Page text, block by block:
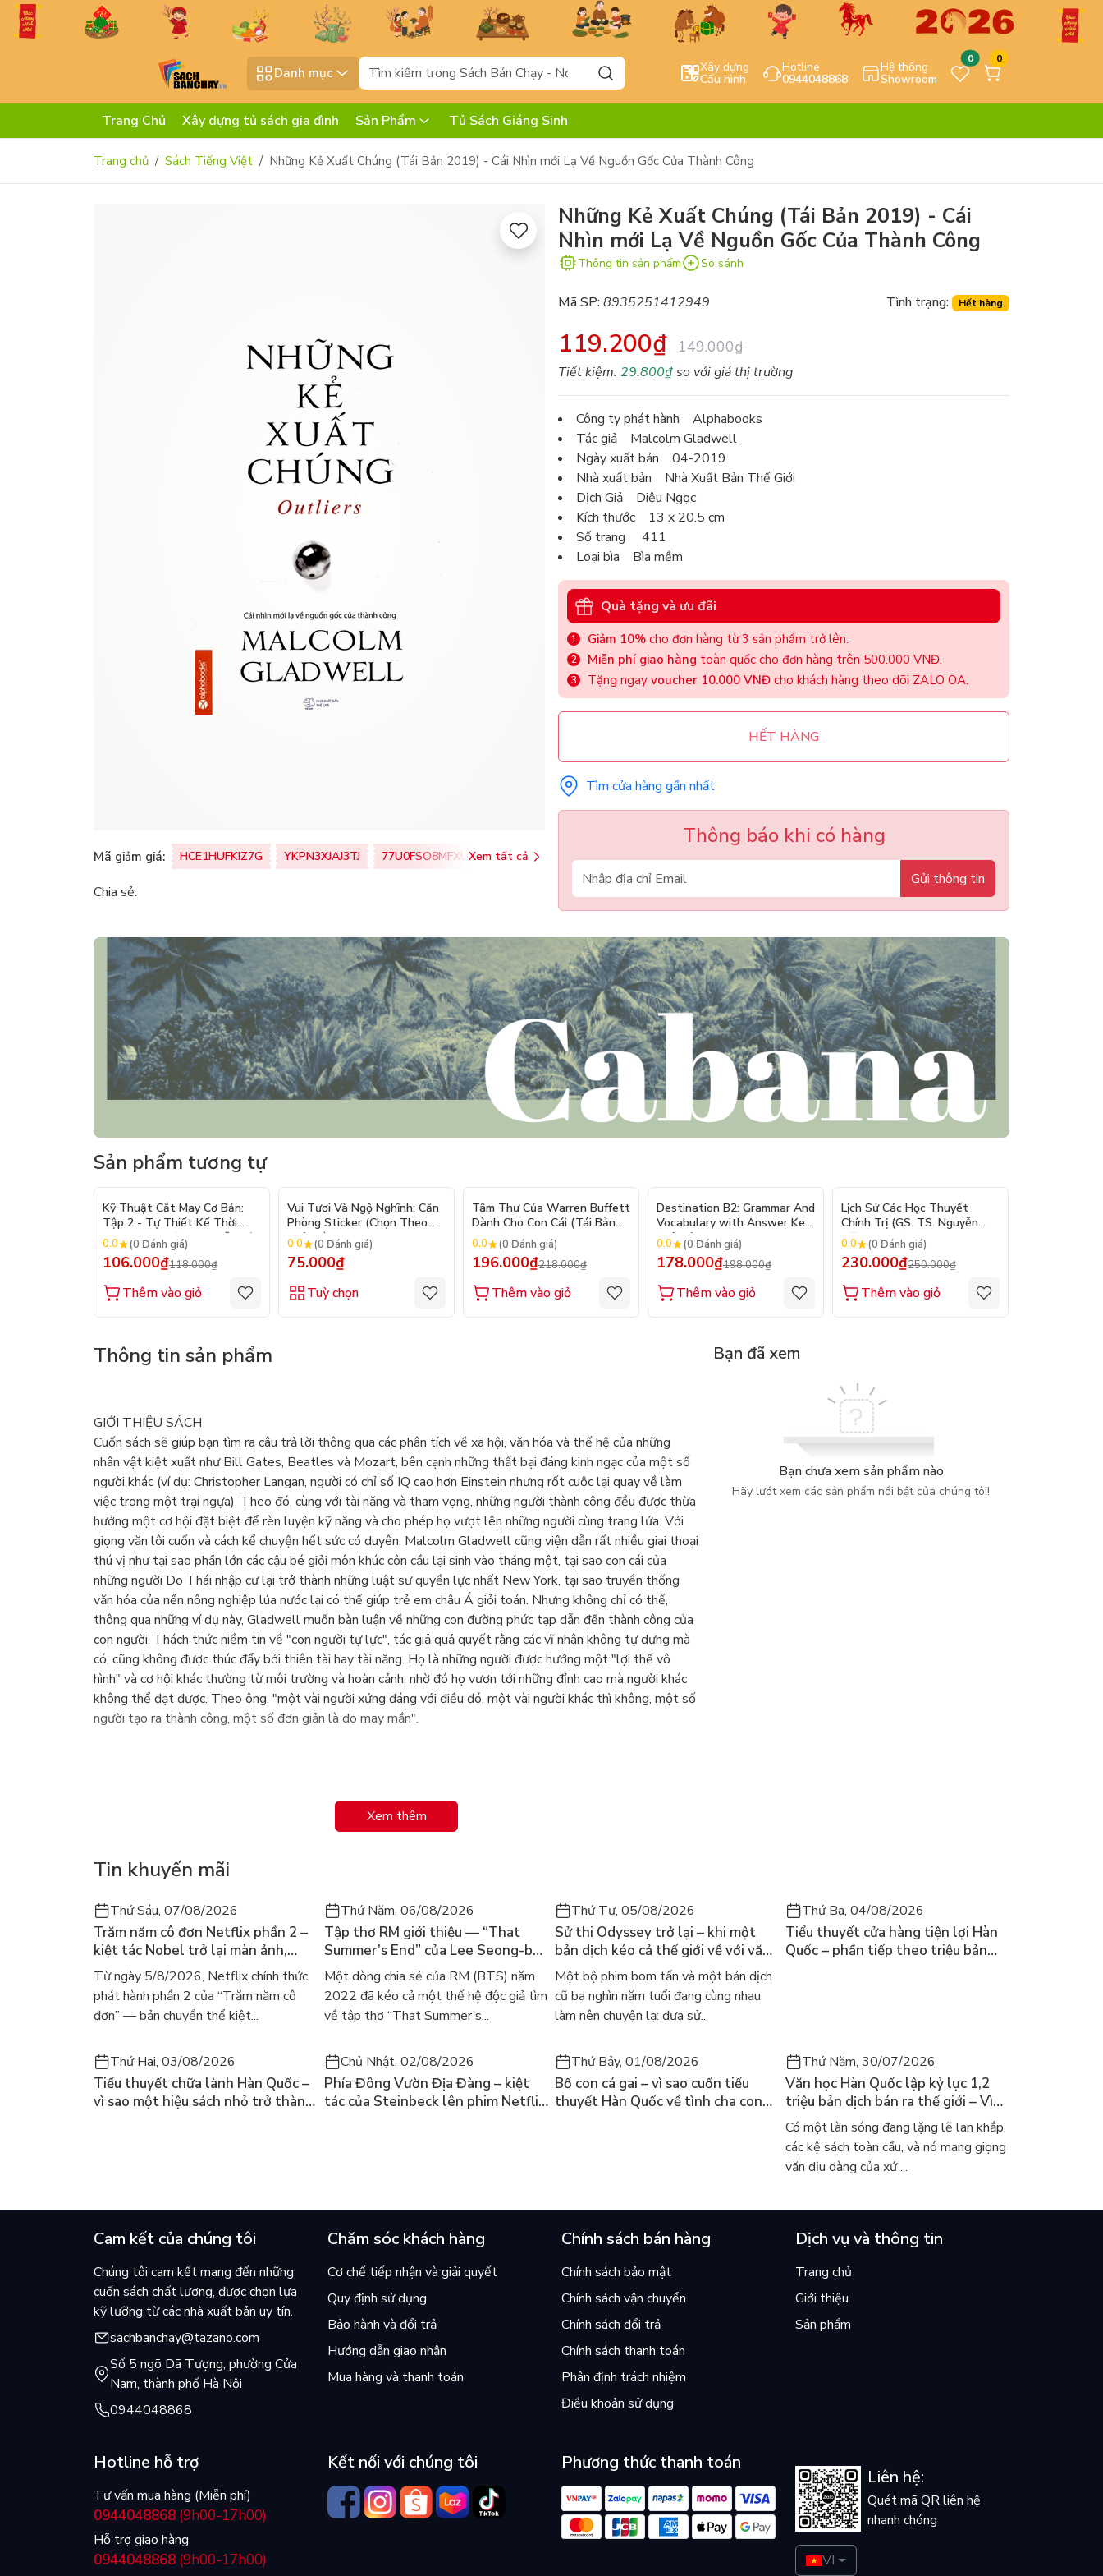
Danh mục Xây dựng
Cấu hình
Hotline
0944048868
Hệ thống
Showroom
0 0
Trang Chủ Xây dựng tủ sách gia đình Sản Phẩm Tủ Sách Giáng Sinh
Trang chủ Sách Tiếng Việt Những Kẻ Xuất Chúng (Tái Bản 2019) - Cái Nhìn mới Lạ Về Nguồn Gốc Của Thành Công
Mã giảm giá: HCE1HUFKIZ7G YKPN3XJAJ3TJ 77U0FSO8MFXU Xem tất cả
Chia sẻ:
Những Kẻ Xuất Chúng (Tái Bản 2019) - Cái
Nhìn mới Lạ Về Nguồn Gốc Của Thành Công
Thông tin sản phẩm So sánh
Mã SP:8935251412949 Tình trạng: Hết hàng
119.200₫ 149.000₫
Tiết kiệm: 29.800₫so với giá thị trường
Công ty phát hành Alphabooks
Tác giả Malcolm Gladwell
Ngày xuất bản 04-2019
Nhà xuất bản Nhà Xuất Bản Thế Giới
Dịch Giả Diệu Ngọc
Kích thước 13 x 20.5 cm
Số trang 411
Loại bìa Bìa mềm
Quà tặng và ưu đãi
Giảm 10% cho đơn hàng từ 3 sản phẩm trở lên.
Miễn phí giao hàng toàn quốc cho đơn hàng trên 500.000 VNĐ.
Tặng ngay voucher 10.000 VNĐ cho khách hàng theo dõi ZALO OA.
HẾT HÀNG
Tìm cửa hàng gần nhất
Thông báo khi có hàng
Gửi thông tin
Sản phẩm tương tự
- 10%
Kỹ Thuật Cắt May Cơ Bản:
Tập 2 - Tự Thiết Kế Thời
Trang Nam Nữ - Tạo Mẫu Rập
- Kỹ Thuật Nhảy Size
0.0 (0 Đánh giá)
106.000₫118.000₫
Thêm vào giỏ
Vui Tươi Và Ngộ Nghĩnh: Căn
Phòng Sticker (Chọn Theo
Chủ Đề) - Hơn 250 Sticker
0.0 (0 Đánh giá)
75.000₫
Tuỳ chọn
- 10%
Tâm Thư Của Warren Buffett
Dành Cho Con Cái (Tái Bản
2026)
0.0 (0 Đánh giá)
196.000₫218.000₫
Thêm vào giỏ
- 10%
Destination B2: Grammar And
Vocabulary with Answer Key
(Tái Bản 2025)
0.0 (0 Đánh giá)
178.000₫198.000₫
Thêm vào giỏ
Lịch Sử Các Học Thuyết
Chính Trị (GS. TS. Nguyễn
Đăng Dung)
0.0 (0 Đánh giá)
230.000₫250.000₫
Thêm vào giỏ
Thông tin sản phẩm
GIỚI THIỆU SÁCH
Cuốn sách sẽ giúp bạn tìm ra câu trả lời thông qua các phân tích về xã hội, văn hóa và thế hệ của những
nhân vật kiệt xuất như Bill Gates, Beatles và Mozart, bên cạnh những thất bại đáng kinh ngạc của một số
người khác (ví dụ: Christopher Langan, người có chỉ số IQ cao hơn Einstein nhưng rốt cuộc lại quay về làm
việc trong một trại ngựa). Theo đó, cùng với tài năng và tham vọng, những người thành công đều được thừa
hưởng một cơ hội đặt biệt để rèn luyện kỹ năng và cho phép họ vượt lên những người cùng trang lứa. Với
giọng văn lôi cuốn và cách kể chuyện hết sức có duyên, Malcolm Gladwell cũng viện dẫn rất nhiều giai thoại
thú vị như tại sao phần lớn các cậu bé giỏi môn khúc côn cầu lại sinh vào tháng một, tại sao con cái của
những người Do Thái nhập cư lại trở thành những luật sư quyền lực nhất New York, tại sao truyền thống
văn hóa của nền nông nghiệp lúa nước lại có thể giúp trẻ em châu Á giỏi toán. Nhưng không chỉ có thế,
thông qua những ví dụ này, Gladwell muốn bàn luận về những con đường phức tạp dẫn đến thành công của
con người. Thách thức niềm tin về "con người tự lực", tác giả quả quyết rằng các vĩ nhân không tự dưng mà
có, cũng không được thúc đẩy bởi thiên tài hay tài năng. Họ là những người được hưởng một "lợi thế vô
hình" và cơ hội khác thường từ môi trường và hoàn cảnh, nhờ đó họ vươn tới những đỉnh cao mà người khác
không thể đạt được. Theo ông, "một vài người xứng đáng với điều đó, một vài người khác thì không, một số
người tạo ra thành công, một số đơn giản là do may mắn".
Xem thêm
Bạn đã xem
Bạn chưa xem sản phẩm nào
Hãy lướt xem các sản phẩm nổi bật của chúng tôi!
Tin khuyến mãi
Thứ Sáu, 07/08/2026
Trăm năm cô đơn Netflix phần 2 –
kiệt tác Nobel trở lại màn ảnh,
dòng người tìm đọc lại García
Márquez
Từ ngày 5/8/2026, Netflix chính thức
phát hành phần 2 của “Trăm năm cô
đơn” — bản chuyển thể kiệt...
Thứ Năm, 06/08/2026
Tập thơ RM giới thiệu — “That
Summer’s End” của Lee Seong-bok
ra mắt bản tiếng Anh sau 4 năm
gây sốt
Một dòng chia sẻ của RM (BTS) năm
2022 đã kéo cả một thế hệ độc giả tìm
về tập thơ “That Summer’s...
Thứ Tư, 05/08/2026
Sử thi Odyssey trở lại – khi một
bản dịch kéo cả thế giới về với văn
học kinh điển
Một bộ phim bom tấn và một bản dịch
cũ ba nghìn năm tuổi đang cùng nhau
làm nên chuyện lạ: đưa sử...
Thứ Ba, 04/08/2026
Tiểu thuyết cửa hàng tiện lợi Hàn
Quốc – phần tiếp theo triệu bản
Thứ Hai, 03/08/2026
Tiểu thuyết chữa lành Hàn Quốc –
vì sao một hiệu sách nhỏ trở thành
Chủ Nhật, 02/08/2026
Phía Đông Vườn Địa Đàng – kiệt
tác của Steinbeck lên phim Netflix
Thứ Bảy, 01/08/2026
Bố con cá gai – vì sao cuốn tiểu
thuyết Hàn Quốc về tình cha con
Thứ Năm, 30/07/2026
Văn học Hàn Quốc lập kỷ lục 1,2
triệu bản dịch bán ra thế giới – Vì
sao cả thế giới đang đọc sách Hàn?
Có một làn sóng đang lặng lẽ lan khắp
các kệ sách toàn cầu, và nó mang giọng
văn dịu dàng của xứ ...
Cam kết của chúng tôi
Chúng tôi cam kết mang đến những
cuốn sách chất lượng, được chọn lựa
kỹ lưỡng từ các nhà xuất bản uy tín.
sachbanchay@tazano.com
Số 5 ngõ Dã Tượng, phường Cửa
Nam, thành phố Hà Nội
0944048868
Chăm sóc khách hàng
Cơ chế tiếp nhận và giải quyết
Quy định sử dụng
Bảo hành và đổi trả
Hướng dẫn giao nhận
Mua hàng và thanh toán
Chính sách bán hàng
Chính sách bảo mật
Chính sách vận chuyển
Chính sách đổi trả
Chính sách thanh toán
Phân định trách nhiệm
Điều khoản sử dụng
Dịch vụ và thông tin
Trang chủ
Giới thiệu
Sản phẩm
Hotline hỗ trợ
Tư vấn mua hàng (Miễn phí)
0944048868 (9h00-17h00)
Hỗ trợ giao hàng
0944048868 (9h00-17h00)
Kết nối với chúng tôi Phương thức thanh toán
Liên hệ:
Quét mã QR liên hệ
nhanh chóng
VI